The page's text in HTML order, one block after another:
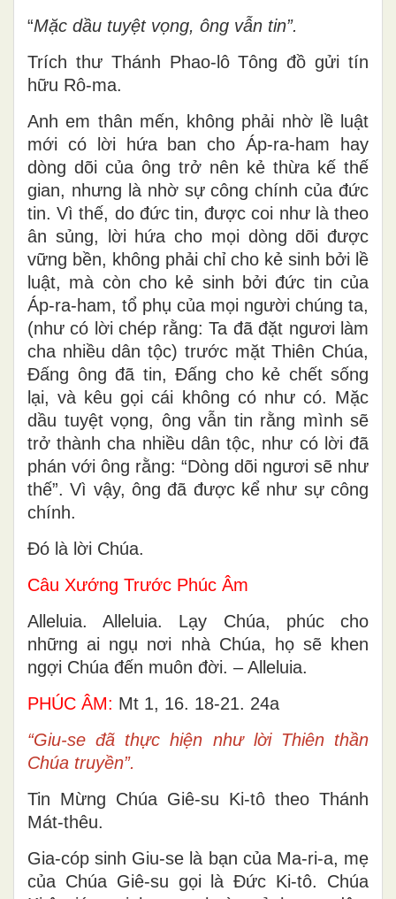
“Mặc dầu tuyệt vọng, ông vẫn tin”.
Trích thư Thánh Phao-lô Tông đồ gửi tín
hữu Rô-ma.
Anh em thân mến, không phải nhờ lề luật
mới có lời hứa ban cho Áp-ra-ham hay
dòng dõi của ông trở nên kẻ thừa kế thế
gian, nhưng là nhờ sự công chính của đức
tin. Vì thế, do đức tin, được coi như là theo
ân sủng, lời hứa cho mọi dòng dõi được
vững bền, không phải chỉ cho kẻ sinh bởi lề
luật, mà còn cho kẻ sinh bởi đức tin của
Áp-ra-ham, tổ phụ của mọi người chúng ta,
(như có lời chép rằng: Ta đã đặt ngươi làm
cha nhiều dân tộc) trước mặt Thiên Chúa,
Ðấng ông đã tin, Ðấng cho kẻ chết sống
lại, và kêu gọi cái không có như có. Mặc
dầu tuyệt vọng, ông vẫn tin rằng mình sẽ
trở thành cha nhiều dân tộc, như có lời đã
phán với ông rằng: “Dòng dõi ngươi sẽ như
thế”. Vì vậy, ông đã được kể như sự công
chính.
Ðó là lời Chúa.
Câu Xướng Trước Phúc Âm
Alleluia. Alleluia. Lạy Chúa, phúc cho
những ai ngụ nơi nhà Chúa, họ sẽ khen
ngợi Chúa đến muôn đời. – Alleluia.
PHÚC ÂM: Mt 1, 16. 18-21. 24a
“Giu-se đã thực hiện như lời Thiên thần
Chúa truyền”.
Tin Mừng Chúa Giê-su Ki-tô theo Thánh
Mát-thêu.
Gia-cóp sinh Giu-se là bạn của Ma-ri-a, mẹ
của Chúa Giê-su gọi là Ðức Ki-tô. Chúa